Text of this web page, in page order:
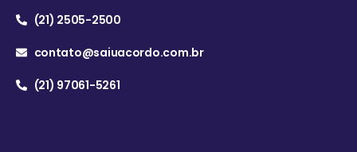
(21) 2505-2500
contato@saiuacordo.com.br
(21) 97061-5261